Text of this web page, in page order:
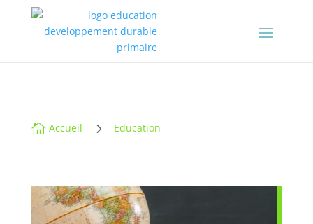
 Accueil 5 Education